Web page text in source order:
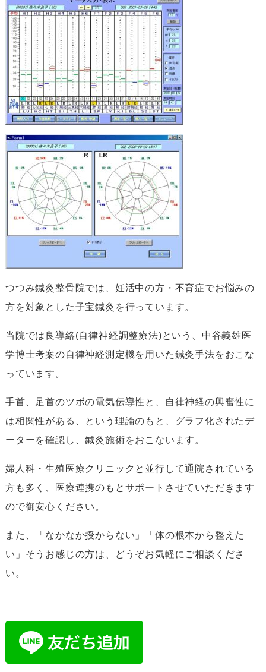
つつみ鍼灸整骨院では、妊活中の方・不育症でお悩みの
方を対象とした子宝鍼灸を行っています。
当院では良導絡(自律神経調整療法)という、中谷義雄医
学博士考案の自律神経測定機を用いた鍼灸手法をおこな
っています。
手首、足首のツボの電気伝導性と、自律神経の興奮性に
は相関性がある、という理論のもと、グラフ化されたデ
ーターを確認し、鍼灸施術をおこないます。
婦人科・生殖医療クリニックと並行して通院されている
方も多く、医療連携のもとサポートさせていただきます
ので御安心ください。
また、「なかなか授からない」「体の根本から整えた
い」そうお感じの方は、どうぞお気軽にご相談くださ
い。